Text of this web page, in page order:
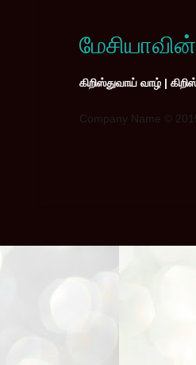
மேசியாவின்
கிறிஸ்துவாய் வாழ் |
Company Name ©